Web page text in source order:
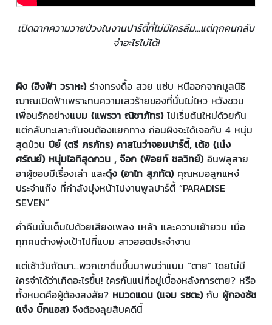
เปิดฉากความวายป่วงในงานปาร์ตี้ที่ไม่มีใครลืม...แต่ทุกคนกลับ
จำอะไรไม่ได้!
ผิง (อิงฟ้า วราหะ)ร่างทรงดื้อ สวย แซ่บ หนีออกจากมูลนิธิ
ฌาณเปิดฟ้าเพราะทนความเลวร้ายของที่นั่นไม่ไหว หวังชวน
เพื่อนรักอย่างแบม (แพรวา ณิชาภัทร)ไปเริ่มต้นใหม่ด้วยกัน
แต่กลับทะเลาะกันจนต้องแยกทาง ก่อนผิงจะได้เจอกับ 4 หนุ่ม
สุดป่วน ปีย์ (ตรี ภรภัทร) คาสโนว่าจอมปาร์ตี้, เต้อ (เน๋ง
ศรัณย์) หนุ่มไอทีสุดกวน , จ๊อก (พ้อยท์ ชลวิทย์)อินฟลูสาย
ฮาผู้ชอบมีเรื่องเล่า และดุ๋ง (อาไท สุภทัต) คุณหมอลูกแหง่
ประจำแก๊ง ที่กำลังมุ่งหน้าไปงานพูลปาร์ตี้ “PARADISE
SEVEN”
ค่ำคืนนั้นเต็มไปด้วยเสียงเพลง เหล้า และความเย้ายวน เมื่อ
ทุกคนต่างพุ่งเป้าไปที่แบม สาวฮอตประจำงาน
แต่เช้าวันถัดมา...พวกเขาตื่นขึ้นมาพบว่าแบม “ตาย” โดยไม่มี
ใครจำได้ว่าเกิดอะไรขึ้น! ใครกันแน่ที่อยู่เบื้องหลังการตาย? หรือ
ทั้งหมดคือผู้ต้องสงสัย? หมวดแดน (แจม รชตะ) กับ ผู้กองชัช
(เจ๋ง บิ๊กแอส) จึงต้องลุยสืบคดีนี้